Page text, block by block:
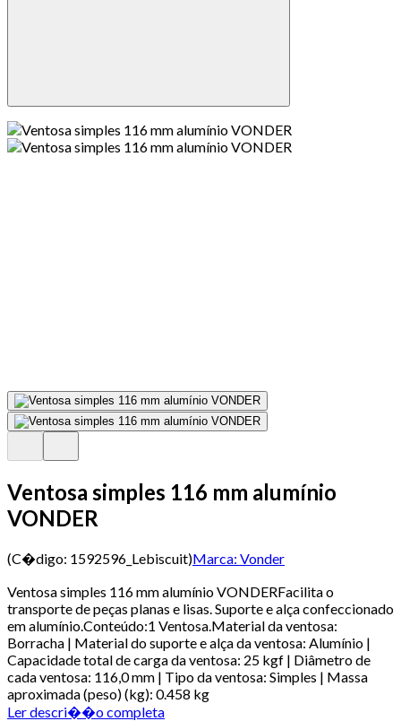
Ventosa simples 116 mm alumínio
VONDER
(C�digo: 1592596_Lebiscuit)Marca: Vonder
Ventosa simples 116 mm alumínio VONDERFacilita o
transporte de peças planas e lisas. Suporte e alça confeccionado
em alumínio.Conteúdo:1 Ventosa.Material da ventosa:
Borracha | Material do suporte e alça da ventosa: Alumínio |
Capacidade total de carga da ventosa: 25 kgf | Diâmetro de
cada ventosa: 116,0 mm | Tipo da ventosa: Simples | Massa
aproximada (peso) (kg): 0.458 kg
Ler descri��o completa